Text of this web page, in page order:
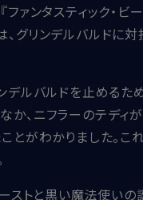
ファンタスティック・
グリンデルバルドに
デルバルドを止める
、ニフラーのテディ
とがわかりました。
ストと黒い魔法使いの